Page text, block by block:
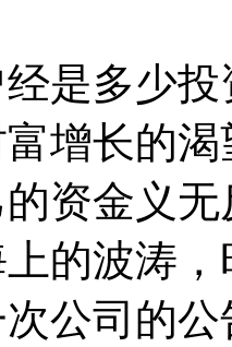
是多少
增长的
资金义
的波涛
公司的